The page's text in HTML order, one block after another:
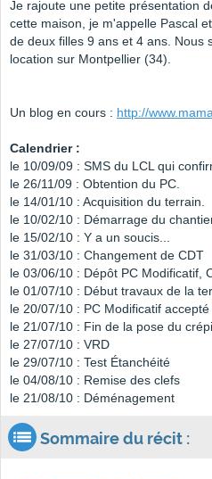
Je rajoute une petite présentation
cette maison, je m'appelle Pascal
de deux filles 9 ans et 4 ans. Nous
location sur Montpellier (34).
Un blog en cours : http://
Calendrier :
le 10/09/09 : SMS du LCL qui
le 26/11/09 : Obtention du PC.
le 14/01/10 : Acquisition du terrain.
le 10/02/10 : Démarrage du
le 15/02/10 : Y a un soucis...
le 31/03/10 : Changement de CDT
le 03/06/10 : Dépôt PC Modificatif,
le 01/07/10 : Début travaux de la
le 20/07/10 : PC Modificatif accepté
le 21/07/10 : Fin de la pose du
le 27/07/10 : VRD
le 29/07/10 : Test Étanchéité
le 04/08/10 : Remise des clefs
le 21/08/10 : Déménagement
Sommaire du récit :